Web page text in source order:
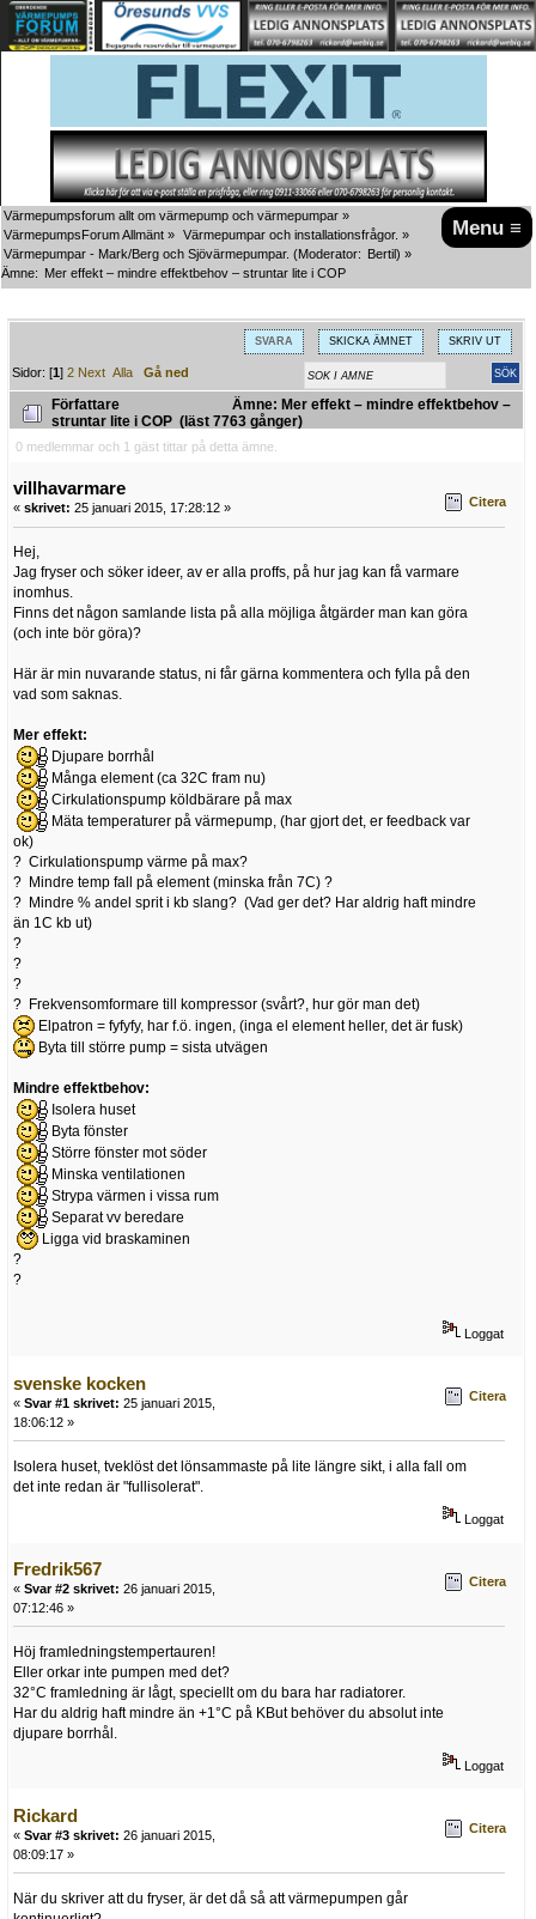
Menu ≡
Värmepumpsforum allt om värmepump och värmepumpar »
VärmepumpsForum Allmänt » Värmepumpar och installationsfrågor. »
Värmepumpar - Mark/Berg och Sjövärmepumpar. (Moderator: Bertil) »
Ämne: Mer effekt – mindre effektbehov – struntar lite i COP
SVARA SKICKA ÄMNET SKRIV UT
Sidor: [1]2 Next Alla Gå ned
Författare
Ämne: Mer effekt – mindre effektbehov –
struntar lite i COP (läst 7763 gånger)
0 medlemmar och 1 gäst tittar på detta ämne.
villhavarmare
« skrivet: 25 januari 2015, 17:28:12 » Citera
Hej,
Jag fryser och söker ideer, av er alla proffs, på hur jag kan få varmare
inomhus.
Finns det någon samlande lista på alla möjliga åtgärder man kan göra
(och inte bör göra)?
Här är min nuvarande status, ni får gärna kommentera och fylla på den
vad som saknas.
Mer effekt:
Djupare borrhål
Många element (ca 32C fram nu)
Cirkulationspump köldbärare på max
Mäta temperaturer på värmepump, (har gjort det, er feedback var
ok)
? Cirkulationspump värme på max?
? Mindre temp fall på element (minska från 7C) ?
? Mindre % andel sprit i kb slang? (Vad ger det? Har aldrig haft mindre
än 1C kb ut)
?
?
?
? Frekvensomformare till kompressor (svårt?, hur gör man det)
Elpatron = fyfyfy, har f.ö. ingen, (inga el element heller, det är fusk)
Byta till större pump = sista utvägen
Mindre effektbehov:
Isolera huset
Byta fönster
Större fönster mot söder
Minska ventilationen
Strypa värmen i vissa rum
Separat vv beredare
Ligga vid braskaminen
?
?
Loggat
svenske kocken
« Svar #1 skrivet: 25 januari 2015,
18:06:12 »
Citera
Isolera huset, tveklöst det lönsammaste på lite längre sikt, i alla fall om
det inte redan är "fullisolerat".
Loggat
Fredrik567
« Svar #2 skrivet: 26 januari 2015,
07:12:46 »
Citera
Höj framledningstempertauren!
Eller orkar inte pumpen med det?
32°C framledning är lågt, speciellt om du bara har radiatorer.
Har du aldrig haft mindre än +1°C på KBut behöver du absolut inte
djupare borrhål.
Loggat
Rickard
« Svar #3 skrivet: 26 januari 2015,
08:09:17 »
Citera
När du skriver att du fryser, är det då så att värmepumpen går